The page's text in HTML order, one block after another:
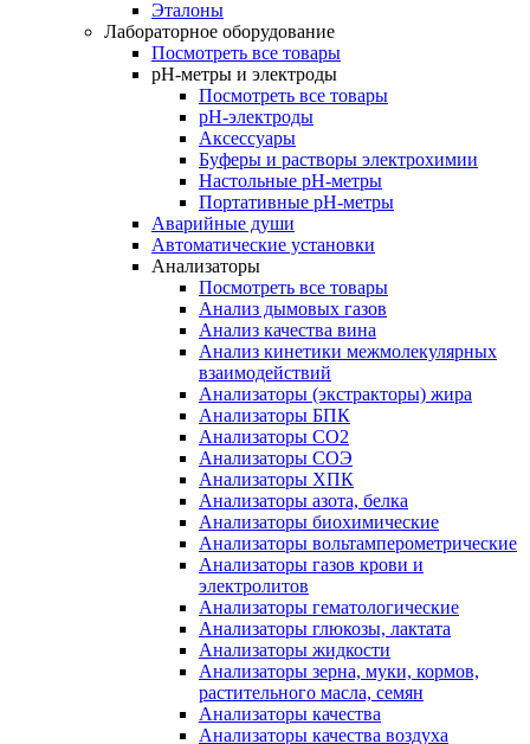
Эталоны
Лабораторное оборудование
Посмотреть все товары
pH-метры и электроды
Посмотреть все товары
pH-электроды
Аксессуары
Буферы и растворы электрохимии
Настольные рН-метры
Портативные рН-метры
Аварийные души
Автоматические установки
Анализаторы
Посмотреть все товары
Анализ дымовых газов
Анализ качества вина
Анализ кинетики межмолекулярных
взаимодействий
Анализаторы (экстракторы) жира
Анализаторы БПК
Анализаторы СО2
Анализаторы СОЭ
Анализаторы ХПК
Анализаторы азота, белка
Анализаторы биохимические
Анализаторы вольтамперометрические
Анализаторы газов крови и
электролитов
Анализаторы гематологические
Анализаторы глюкозы, лактата
Анализаторы жидкости
Анализаторы зерна, муки, кормов,
растительного масла, семян
Анализаторы качества
Анализаторы качества воздуха